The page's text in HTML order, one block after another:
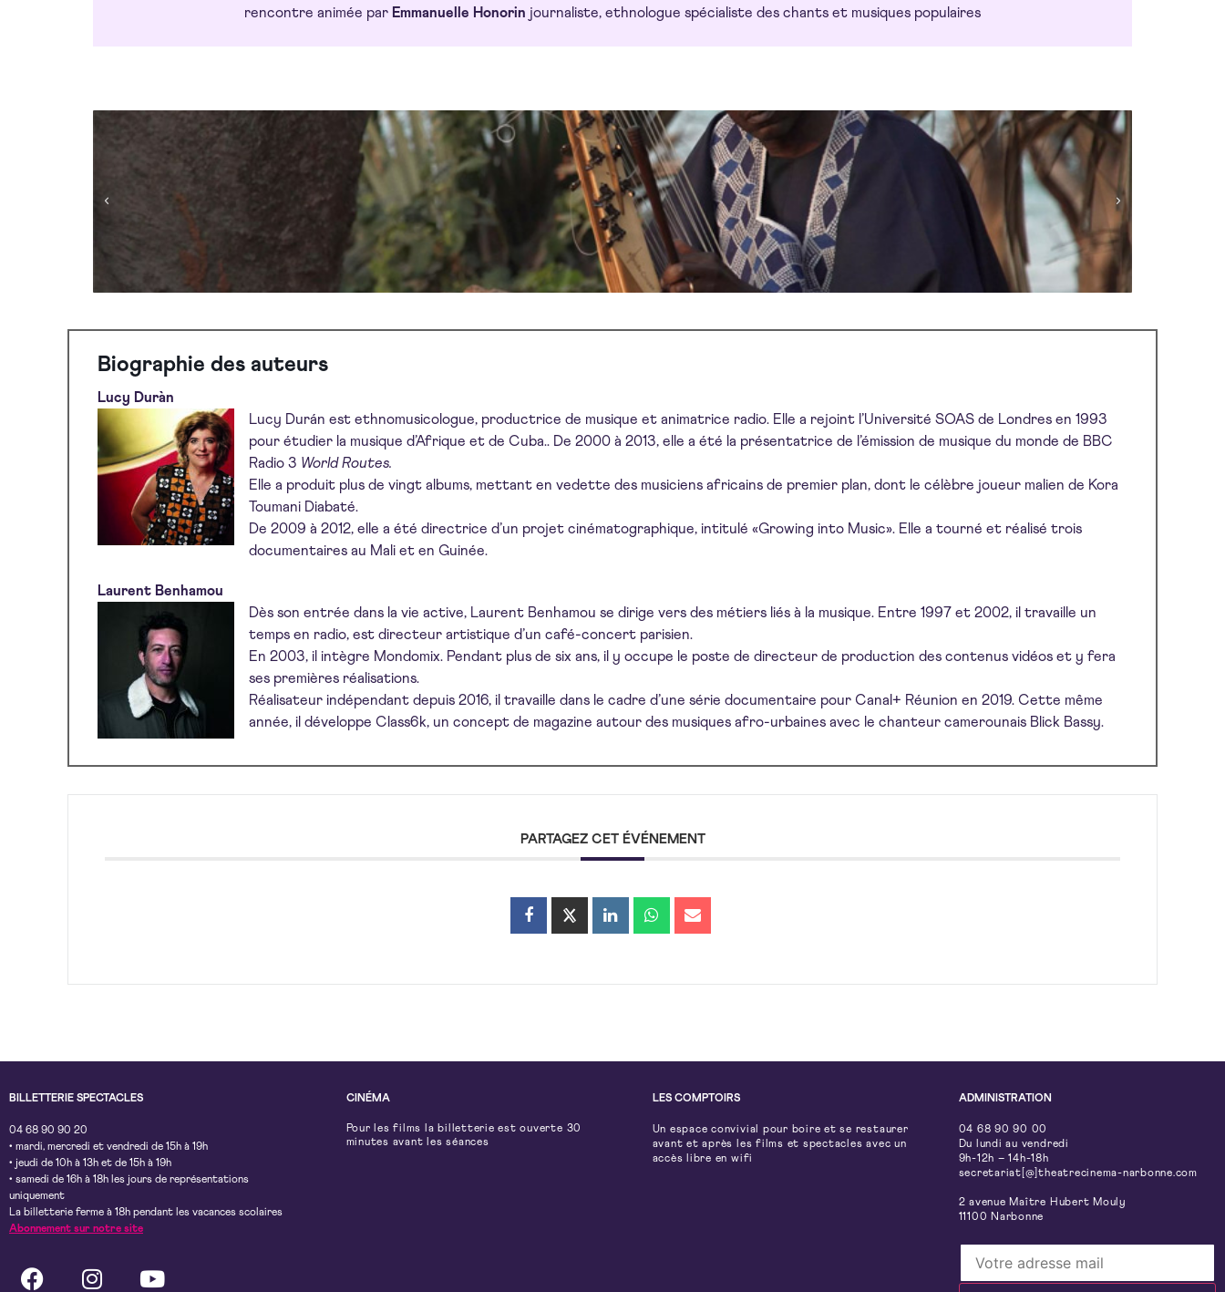
rencontre animée par Emmanuelle Honorin journaliste, ethnologue spécialiste des chants et musiques populaires
Biographie des auteurs
Lucy Duràn
Lucy Durán est ethnomusicologue, productrice de musique et animatrice radio. Elle a rejoint l’Université SOAS de Londres en 1993
pour étudier la musique d’Afrique et de Cuba.. De 2000 à 2013, elle a été la présentatrice de l’émission de musique du monde de BBC
Radio 3 World Routes.
Elle a produit plus de vingt albums, mettant en vedette des musiciens africains de premier plan, dont le célèbre joueur malien de Kora
Toumani Diabaté.
De 2009 à 2012, elle a été directrice d’un projet cinématographique, intitulé «Growing into Music». Elle a tourné et réalisé trois
documentaires au Mali et en Guinée.
Laurent Benhamou
Dès son entrée dans la vie active, Laurent Benhamou se dirige vers des métiers liés à la musique. Entre 1997 et 2002, il travaille un
temps en radio, est directeur artistique d’un café-concert parisien.
En 2003, il intègre Mondomix. Pendant plus de six ans, il y occupe le poste de directeur de production des contenus vidéos et y fera
ses premières réalisations.
Réalisateur indépendant depuis 2016, il travaille dans le cadre d’une série documentaire pour Canal+ Réunion en 2019. Cette même
année, il développe Class6k, un concept de magazine autour des musiques afro-urbaines avec le chanteur camerounais Blick Bassy.
PARTAGEZ CET ÉVÉNEMENT
BILLETTERIE SPECTACLES
04 68 90 90 20
• mardi, mercredi et vendredi de 15h à 19h
• jeudi de 10h à 13h et de 15h à 19h
• samedi de 16h à 18h les jours de représentations
uniquement
La billetterie ferme à 18h pendant les vacances scolaires
Abonnement sur notre site
CINÉMA
Pour les films la billetterie est ouverte 30
minutes avant les séances
LES COMPTOIRS
Un espace convivial pour boire et se restaurer
avant et après les films et spectacles avec un
accès libre en wifi
ADMINISTRATION
04 68 90 90 00
Du lundi au vendredi
9h-12h – 14h-18h
secretariat[@]theatrecinema-narbonne.com
2 avenue Maître Hubert Mouly
11100 Narbonne